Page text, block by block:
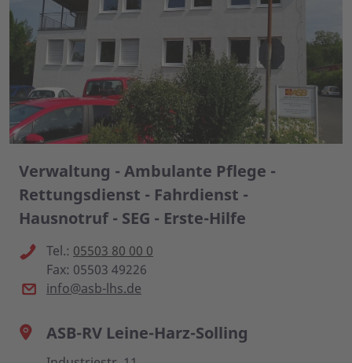
Verwaltung - Ambulante Pflege -
Rettungsdienst - Fahrdienst -
Hausnotruf - SEG - Erste-Hilfe
Tel.: 05503 80 00 0
Fax: 05503 49226
info@asb-lhs.de
ASB-RV Leine-Harz-Solling